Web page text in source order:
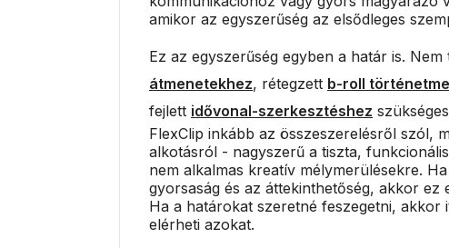
amikor az egyszerűség az elsődleges
Ez az egyszerűség egyben a határ is. Nem
átmenetekhez, rétegzett b-roll
fejlett idővonal-szerkesztéshez
FlexClip inkább az összeszerelésről szól,
alkotásról - nagyszerű a tiszta,
nem alkalmas kreatív mélymerülésekre.
gyorsaság és az áttekinthetőség, akkor ez
Ha a határokat szeretné feszegetni, akkor
elérheti azokat.